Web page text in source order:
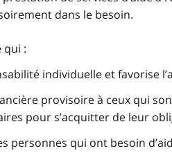
dans le besoin.
qui :
individuelle et favorise
provisoire à ceux qui
pour s’acquitter de leur
personnes qui ont besoin